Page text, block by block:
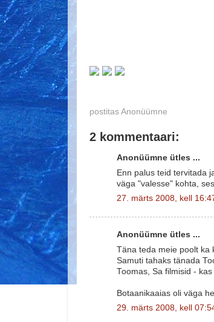
postitas Anonüümne
2 kommentaari:
Anonüümne ütles ...
Enn palus teid tervitada
väga "valesse" kohta,
27. märts 2008, kell
Anonüümne ütles ...
Täna teda meie poolt ka
Samuti tahaks tänada
Toomas, Sa filmisid -
Botaanikaaias oli väga
29. märts 2008, kell